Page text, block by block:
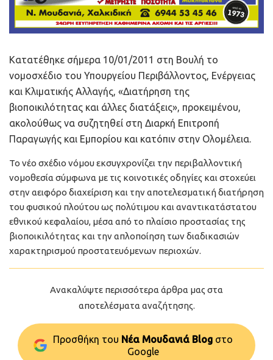
Κατατέθηκε σήμερα 10/01/2011 στη Βουλή το
νομοσχέδιο του Υπουργείου Περιβάλλοντος, Ενέργειας
και Κλιματικής Αλλαγής, «Διατήρηση της
βιοποικιλότητας και άλλες διατάξεις», προκειμένου,
ακολούθως να συζητηθεί στη Διαρκή Επιτροπή
Παραγωγής και Εμπορίου και κατόπιν στην Ολομέλεια.
Το νέο σχέδιο νόμου εκσυγχρονίζει την περιβαλλοντική
νομοθεσία σύμφωνα με τις κοινοτικές οδηγίες και στοχεύει
στην αειφόρο διαχείριση και την αποτελεσματική διατήρηση
του φυσικού πλούτου ως πολύτιμου και αναντικατάστατου
εθνικού κεφαλαίου, μέσα από το πλαίσιο προστασίας της
βιοποικιλότητας και την απλοποίηση των διαδικασιών
χαρακτηρισμού προστατευόμενων περιοχών.
Ανακαλύψτε περισσότερα άρθρα μας στα
αποτελέσματα αναζήτησης.
Προσθήκη του Νέα Μουδανιά Blog στo
Google